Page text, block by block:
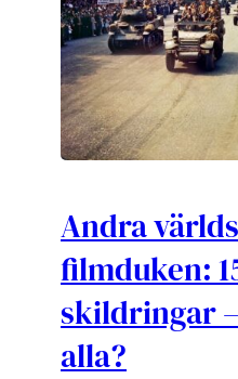
Andra
filmduken:
skildringar
alla?